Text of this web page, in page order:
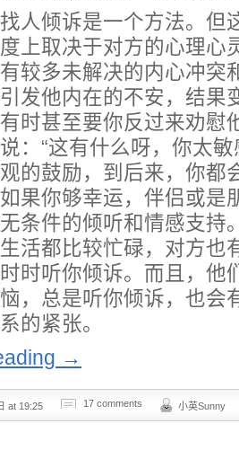
人倾诉是一个方法。但
上取决于对方的心理心
较多未解决的内心冲突
发他内在的不安，结果
时甚至要你反过来劝慰
：“这有什么呀，你太
的鼓励，到后来，你都
果你够幸运，伴侣或是
条件的倾听和情感支持
活都比较忙碌，对方也
时听你倾诉。而且，他
，总是听你倾诉，也会
的紧张。
→
at 19:25 17 comments 小英Sunny